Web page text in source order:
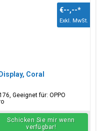
Coral
Geeignet für: OPPO
€--,--*
Exkl. MwSt.
Schicken Sie mir wenn
verfügbar!